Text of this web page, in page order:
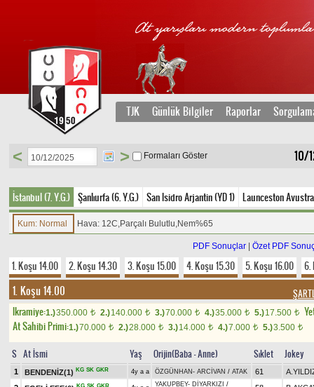
TJK Günlük Bilgiler Raporlar
10/
< > Formaları Göster
İstanbul (7. Y.G.) Şanlıurfa (6. Y.G.) San Isidro Arjantin (YD 1) Launceston
Kum: Normal Hava: 12C,Parçalı Bulutlu,Nem%65
PDF Sonuçlar Özet PDF
1. Koşu 14.00 2. Koşu 14.30 3. Koşu 15.00 4. Koşu 15.30 5. Koşu 16.00 6.
1. Koşu 14.00
Ikramiye:1.)350.000 t 2.)140.000 t 3.)70.000 t 4.)35.000 t 5.)17.500 t
At Sahibi Primi:1.)70.000 t 2.)28.000 t 3.)14.000 t 4.)7.000 t 5.)3.500 t
S At İsmi Yaş Orijin(Baba - Anne) Sıklet Jokey
1 BENDENİZ(1) KG SK GKR 4y a a ÖZGÜNHAN - ARCİVAN / ATAK 61
YAKUPBEY- DİYARKIZI /